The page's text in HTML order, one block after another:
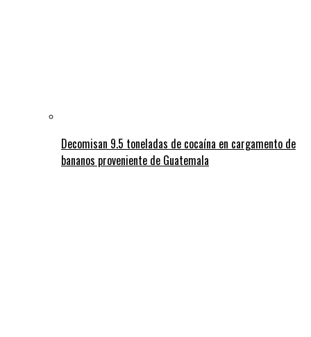
Decomisan 9.5 toneladas de cocaína en cargamento de
bananos proveniente de Guatemala